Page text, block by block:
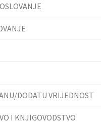
DODATU VRIJEDNOST
I KNJIGOVODSTVO